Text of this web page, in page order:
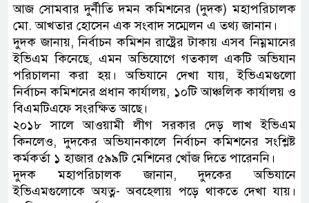
আজ সোমবার দুর্নীতি দমন কমিশনের (দুদক) মহাপরিচালক
মো. আখতার হোসেন এক সংবাদ সম্মেলন এ তথ্য জানান।
দুদক জানায়, নির্বাচন কমিশন রাষ্ট্রের টাকায় এসব নিম্নমানের
ইভিএম কিনেছে, এমন অভিযোগে গতকাল একটি অভিযান
পরিচালনা করা হয়। অভিযানে দেখা যায়, ইভিএমগুলো
নির্বাচন কমিশনের প্রধান কার্যালয়, ১০টি আঞ্চলিক কার্যালয় ও
বিএমটিএফে সংরক্ষিত আছে।
২০১৮ সালে আওয়ামী লীগ সরকার দেড় লাখ ইভিএম
কিনলেও, দুদকের অভিযানকালে নির্বাচন কমিশনের সংশ্লিষ্ট
কর্মকর্তা ১ হাজার ৫৯৯টি মেশিনের খোঁজ দিতে পারেননি।
দুদক মহাপরিচালক জানান, দুদকের অভিযানে
ইভিএমগুলোকে অযত্ন- অবহেলায় পড়ে থাকতে দেখা যায়।